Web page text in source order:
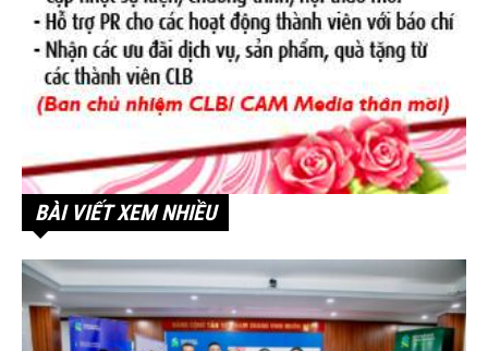
BÀI VIẾT XEM NHIỀU